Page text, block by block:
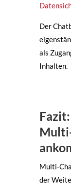
Der
als
Inhalten.
Multi-
der